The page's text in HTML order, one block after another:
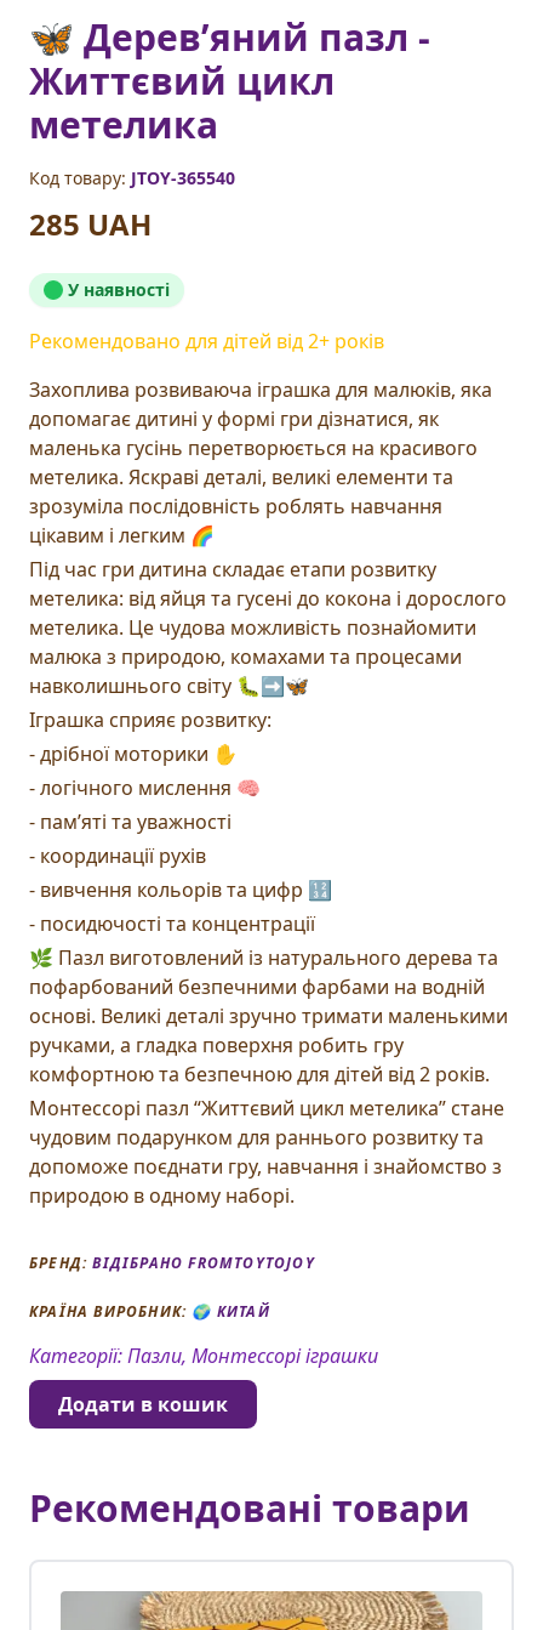
🦋 Деревʼяний пазл -
Життєвий цикл
метелика
Код товару: JTOY-365540
285 UAH
У наявності
Рекомендовано для дітей від2+ років
Захоплива розвиваюча іграшка для малюків, яка
допомагає дитині у формі гри дізнатися, як
маленька гусінь перетворюється на красивого
метелика. Яскраві деталі, великі елементи та
зрозуміла послідовність роблять навчання
цікавим і легким 🌈
Під час гри дитина складає етапи розвитку
метелика: від яйця та гусені до кокона і дорослого
метелика. Це чудова можливість познайомити
малюка з природою, комахами та процесами
навколишнього світу 🐛➡️🦋
Іграшка сприяє розвитку:
- дрібної моторики ✋
- логічного мислення 🧠
- памʼяті та уважності
- координації рухів
- вивчення кольорів та цифр 🔢
- посидючості та концентрації
🌿 Пазл виготовлений із натурального дерева та
пофарбований безпечними фарбами на водній
основі. Великі деталі зручно тримати маленькими
ручками, а гладка поверхня робить гру
комфортною та безпечною для дітей від 2 років.
Монтессорі пазл “Життєвий цикл метелика” стане
чудовим подарунком для раннього розвитку та
допоможе поєднати гру, навчання і знайомство з
природою в одному наборі.
БРЕНД:ВІДІБРАНО FROMTOYTOJOY
КРАЇНА ВИРОБНИК: 🌍 КИТАЙ
Категорії:Пазли, Монтессорі іграшки
Додати в кошик
Рекомендовані товари